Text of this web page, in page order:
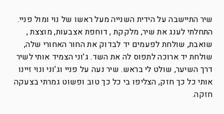
שיר התיישבה על הידית השנייה מעל ראשו של נוי ומול פניי.
התחלתי לענג את שיר, מלקקת , דוחפת אצבעות, מוצצת ,
שואבת, שולחת לפעמים יד לבדוק את החור האחורי שלה,
שולחת יד ארוכה לתפוס לה את השד. ג’וני הצמיד אותי לשיר
דרך השיער, שולט לי בראש. שיר נעה על פניי וג’וני ונוי זיינו
אותי כל כך חזק, הצליפו בי כל כך טוב ופשוט גמרתי בצעקה
חזקה.